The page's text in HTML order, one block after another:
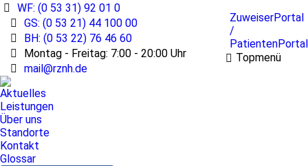
WF: (0 53 31) 92 01 0
GS: (0 53 21) 44 100 00
BH: (0 53 22) 76 46 60
Montag - Freitag: 7:00 - 20:00 Uhr
mail@rznh.de
ZuweiserPortal
/
PatientenPortal
Topmenü
Aktuelles
Leistungen
Über uns
Standorte
Kontakt
Glossar